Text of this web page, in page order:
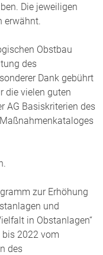
Die jeweiligen
erwähnt.
Obstbau
des
Dank gebührt
die vielen guten
AG Basiskriterien des
zur Erhöhung
und
in Obstanlagen“
bis 2022 vom
des